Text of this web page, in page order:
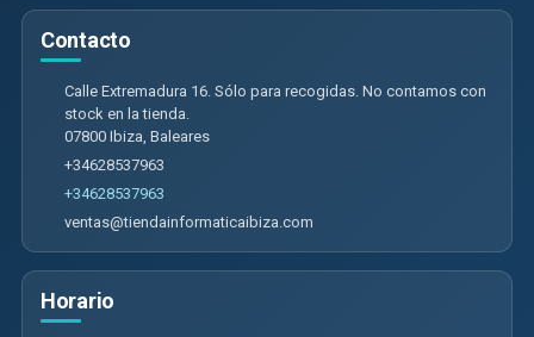
Contacto
Calle Extremadura 16. Sólo para recogidas. No contamos con
stock en la tienda.
07800 Ibiza Baleares
+34628537963
+34628537963
ventas@tiendainformaticaibiza.com
Horario